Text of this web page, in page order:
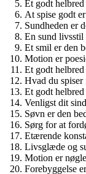
Et godt
At spise godt
Sundheden er
En sund
Et smil er den
Motion er
Et godt helbred
Hvad du spiser
Et godt
Venligst dit
Søvn er den
Sørg for at
Etærende
Livsglæde og
Motion er
Forebyggelse